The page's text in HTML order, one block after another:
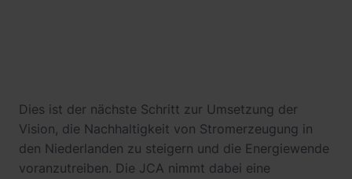
Dies ist der nächste Schritt zur Umsetzung der
Vision, die Nachhaltigkeit von Stromerzeugung in
den Niederlanden zu steigern und die Energiewende
voranzutreiben. Die JCA nimmt dabei eine